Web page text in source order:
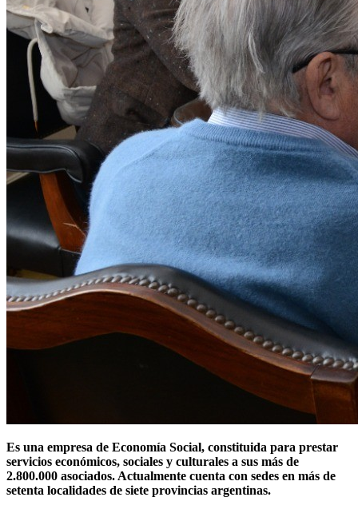
Es una empresa de Economía Social, constituida para prestar
servicios económicos, sociales y culturales a sus más de
2.800.000 asociados. Actualmente cuenta con sedes en más de
setenta localidades de siete provincias argentinas.